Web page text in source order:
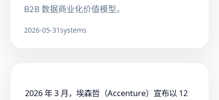
B2B 数据商业化价值模型。
2026-05-31systems
2026 年 3 月，埃森哲（Accenture）宣布以 12